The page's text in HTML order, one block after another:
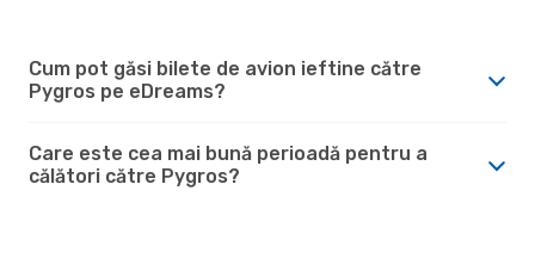
Cum pot găsi bilete de avion ieftine către
Pygros pe eDreams?
Care este cea mai bună perioadă pentru a
călători către Pygros?